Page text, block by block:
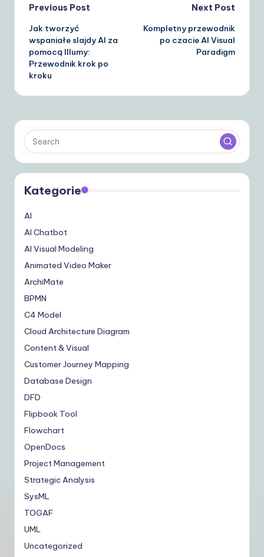
Post
navigation
Previous Post
Jak tworzyć
wspaniałe slajdy AI za
pomocą Illumy:
Przewodnik krok po
kroku
Next Post
Kompletny przewodnik
po czacie AI Visual
Paradigm
Kategorie
AI
AI Chatbot
AI Visual Modeling
Animated Video Maker
ArchiMate
BPMN
C4 Model
Cloud Architecture Diagram
Content & Visual
Customer Journey Mapping
Database Design
DFD
Flipbook Tool
Flowchart
OpenDocs
Project Management
Strategic Analysis
SysML
TOGAF
UML
Uncategorized